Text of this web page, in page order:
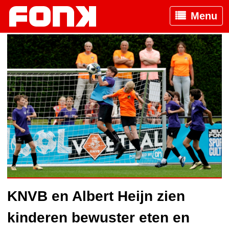
Menu
KNVB en Albert Heijn zien
kinderen bewuster eten en